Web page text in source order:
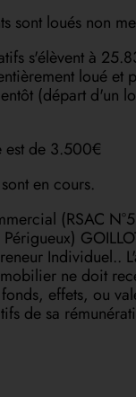
sont loués non
s'élèvent à
loué et
(départ d'un
est de 3.500€
en cours.
(RSAC
Individuel..
ne doit
fonds, effets, ou
de sa